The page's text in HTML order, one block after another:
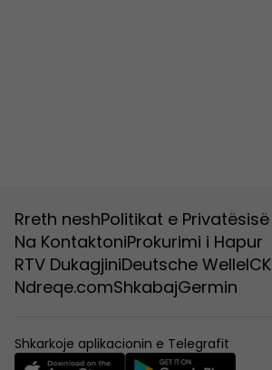
Rreth neshPolitikat e Privatësisë
Na KontaktoniProkurimi i Hapur
RTV DukagjiniDeutsche WelleICK
Ndreqe.comShkabajGermin
Shkarkoje aplikacionin e Telegrafit